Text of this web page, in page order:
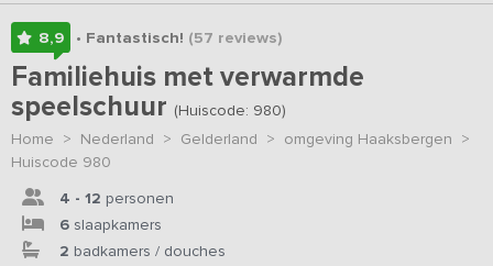
8,9 • Fantastisch! (57 reviews)
Familiehuis met verwarmde
speelschuur (Huiscode: 980)
Home > Nederland > Gelderland > omgeving Haaksbergen >
Huiscode 980
4 - 12 personen
6 slaapkamers
2 badkamers / douches